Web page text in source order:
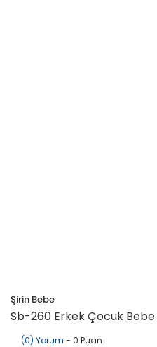
Şirin Bebe
Sb-260 Erkek Çocuk
(0) Yorum - 0 Puan